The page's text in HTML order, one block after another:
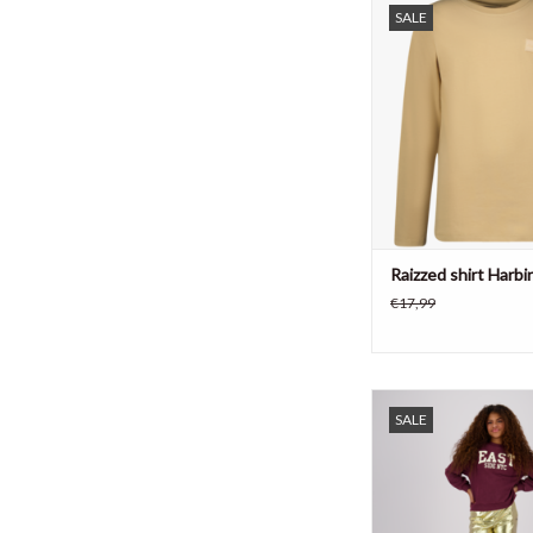
SALE
TOEVOEGEN AAN
Raizzed shirt
€17,99
SALE
Meisjesbroek van
gouden kleur
TOEVOEGEN AAN